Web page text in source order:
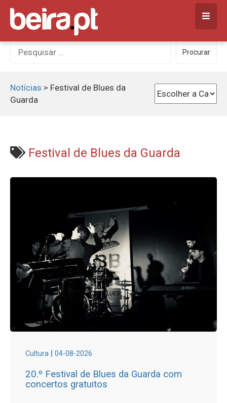
Skip
content
Procurar
por:
Procurar
Notícias > Festival de Blues da
Guarda
Festival de Blues da Guarda
Cultura | 04-08-2026
20.º Festival de Blues da Guarda com
concertos gratuitos